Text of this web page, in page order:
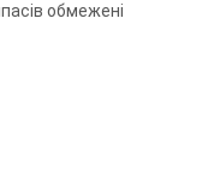
обмежені